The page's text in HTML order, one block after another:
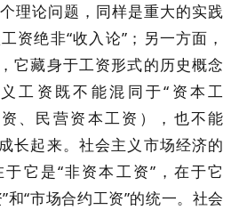
理论问题，同样是重大的实践
资绝非“收入论”；另一方面，
它藏身于工资形式的历史概念
工资既不能混同于“资本工
、民营资本工资），也不能
长起来。社会主义市场经济的
它是“非资本工资”，在于它
和“市场合约工资”的统一。社会